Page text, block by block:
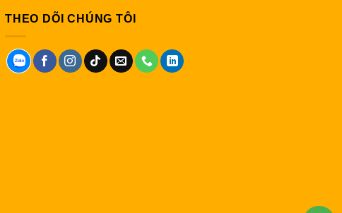
THEO DÕI CHÚNG TÔI